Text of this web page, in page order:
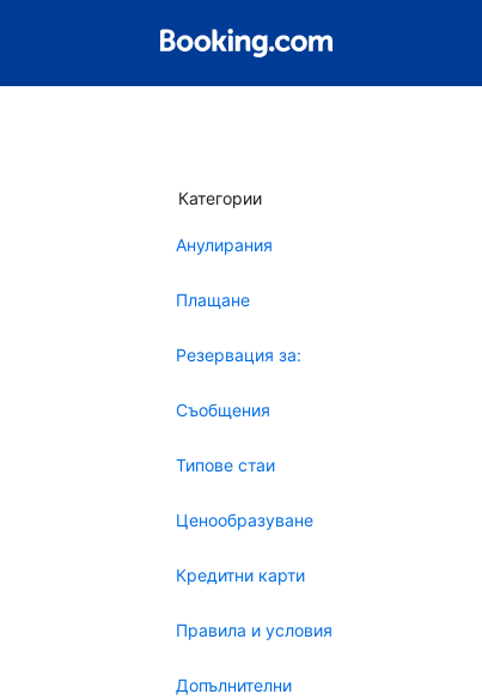
Категории
Анулирания
Плащане
Резервация за:
Съобщения
Типове стаи
Ценообразуване
Кредитни карти
Правила и условия
Допълнителни